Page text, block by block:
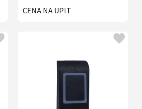
CENA NA UPIT